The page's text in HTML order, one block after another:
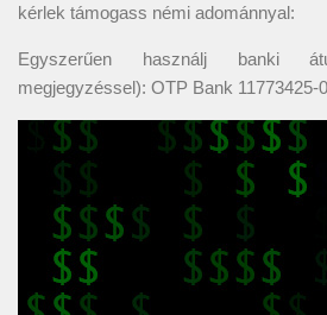
kérlek támogass némi adománnyal:
Egyszerűen használj banki
megjegyzéssel): OTP Bank 11773425-